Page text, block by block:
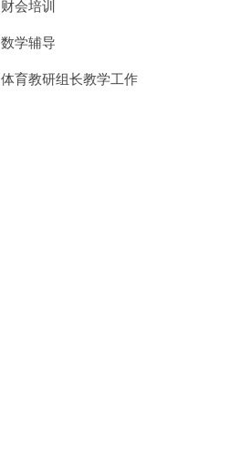
财会培训
数学辅导
体育教研组长教学工作